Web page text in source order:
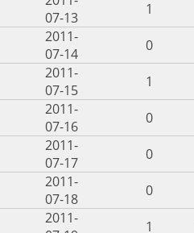
07-13
1
2011-
07-14
0
2011-
07-15
1
2011-
07-16
0
2011-
07-17
0
2011-
07-18
0
2011-
1